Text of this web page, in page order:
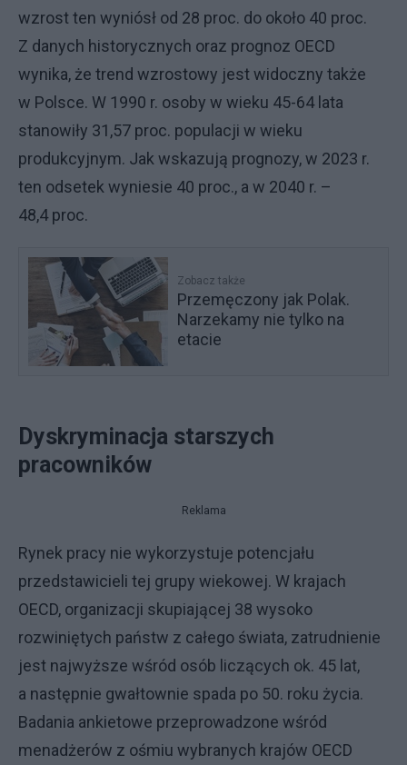
wzrost ten wyniósł od 28 proc. do około 40 proc.
Z danych historycznych oraz prognoz OECD
wynika, że trend wzrostowy jest widoczny także
w Polsce. W 1990 r. osoby w wieku 45-64 lata
stanowiły 31,57 proc. populacji w wieku
produkcyjnym. Jak wskazują prognozy, w 2023 r.
ten odsetek wyniesie 40 proc., a w 2040 r. –
48,4 proc.
Zobacz także
Przemęczony jak Polak.
Narzekamy nie tylko na
etacie
Dyskryminacja starszych
pracowników
Reklama
Rynek pracy nie wykorzystuje potencjału
przedstawicieli tej grupy wiekowej. W krajach
OECD, organizacji skupiającej 38 wysoko
rozwiniętych państw z całego świata, zatrudnienie
jest najwyższe wśród osób liczących ok. 45 lat,
a następnie gwałtownie spada po 50. roku życia.
Badania ankietowe przeprowadzone wśród
menadżerów z ośmiu wybranych krajów OECD